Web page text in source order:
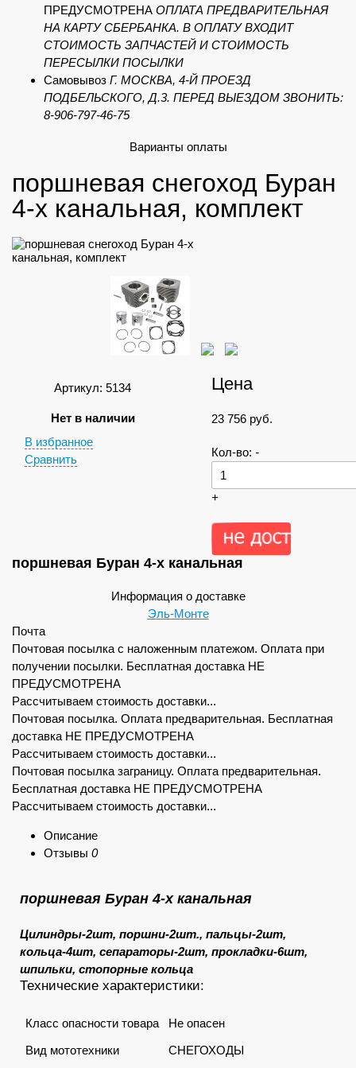
ПРЕДУСМОТРЕНА ОПЛАТА ПРЕДВАРИТЕЛЬНАЯ
НА КАРТУ СБЕРБАНКА. В ОПЛАТУ ВХОДИТ
СТОИМОСТЬ ЗАПЧАСТЕЙ И СТОИМОСТЬ
ПЕРЕСЫЛКИ ПОСЫЛКИ
Самовывоз Г. МОСКВА, 4-Й ПРОЕЗД
ПОДБЕЛЬСКОГО, Д.3. ПЕРЕД ВЫЕЗДОМ ЗВОНИТЬ:
8-906-797-46-75
Варианты оплаты
поршневая снегоход Буран
4-х канальная, комплект
Артикул: 5134
Нет в наличии
В избранное
Сравнить
Цена
23 756 руб.
Кол-во: -
+
поршневая Буран 4-х канальная
Информация о доставке
Эль-Монте
Почта
Почтовая посылка с наложенным платежом. Оплата при
получении посылки. Бесплатная доставка НЕ
ПРЕДУСМОТРЕНА
Рассчитываем стоимость доставки...
Почтовая посылка. Оплата предварительная. Бесплатная
доставка НЕ ПРЕДУСМОТРЕНА
Рассчитываем стоимость доставки...
Почтовая посылка заграницу. Оплата предварительная.
Бесплатная доставка НЕ ПРЕДУСМОТРЕНА
Рассчитываем стоимость доставки...
Описание
Отзывы 0
поршневая Буран 4-х канальная
Цилиндры-2шт, поршни-2шт., пальцы-2шт,
кольца-4шт, сепараторы-2шт, прокладки-6шт,
шпильки, стопорные кольца
Технические характеристики:
Класс опасности товара
Не опасен
Вид мототехники
СНЕГОХОДЫ